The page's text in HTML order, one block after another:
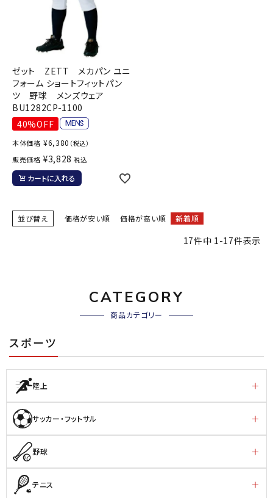
ゼット ZETT メカパン ユニ
フォーム ショートフィットパン
ツ 野球 メンズウェア
BU1282CP-1100
40%OFF
本体価格 ¥6,380 （税込）
販売価格 ¥3,828 税込
カートに入れる
並び替え 価格が安い順 価格が高い順 新着順
17件中 1-17件表示
CATEGORY
商品カテゴリー
スポーツ
陸上
サッカー・フットサル
野球
テニス